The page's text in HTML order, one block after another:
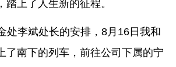
踏上了人生新的征程。
处李斌处长的安排，8月16日我和
了南下的列车，前往公司下属的宁